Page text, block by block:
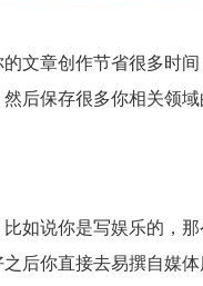
文章创作节省很多时
后保存很多你相关领
如说你是写娱乐的，
后你直接去易撰自媒体